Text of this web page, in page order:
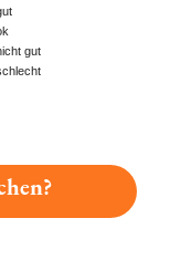
gut